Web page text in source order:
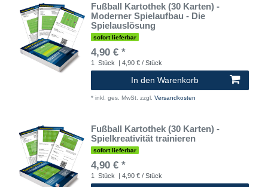
Fußball Kartothek (30 Karten) -
Moderner Spielaufbau - Die
Spielauslösung
sofort lieferbar
4,90 € *
1 Stück | 4,90 € / Stück
In den Warenkorb
* inkl. ges. MwSt. zzgl. Versandkosten
Fußball Kartothek (30 Karten) -
Spielkreativität trainieren
sofort lieferbar
4,90 € *
1 Stück | 4,90 € / Stück